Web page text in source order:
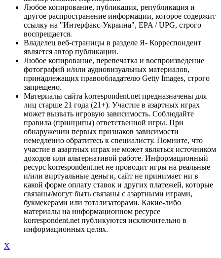
Любое копирование, публикация, републикация и
другое распространение информации, которое содержит
ссылку на "Интерфакс-Украина", EPA / UPG, строго
воспрещается.
Владелец веб-страницы в разделе Я- Корреспондент
является автор публикации.
Любое копирование, перепечатка и воспроизведение
фотографий и/или аудиовизуальных материалов,
принадлежащих правообладателю Getty Images, строго
запрещено.
Материалы сайта korrespondent.net предназначены для
лиц старше 21 года (21+). Участие в азартных играх
может вызвать игровую зависимость. Соблюдайте
правила (принципы) ответственной игры. При
обнаружении первых признаков зависимости
немедленно обратитесь к специалисту. Помните, что
участие в азартных играх не может являться источником
доходов или альтернативой работе. Информационный
ресурс korrespondent.net не проводит игры на реальные
и/или виртуальные деньги, сайт не принимает ни в
какой форме оплату ставок и других платежей, которые
связаны/могут быть связаны с азартными играми,
букмекерами или тотализаторами. Какие-либо
материалы на информационном ресурсе
korrespondent.net публикуются исключительно в
информационных целях.
X